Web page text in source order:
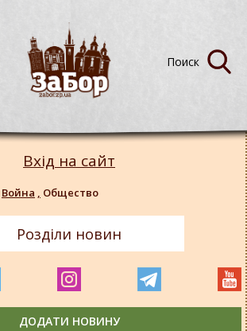
Вхід на сайт
Война , Общество
Розділи новин
ДОДАТИ НОВИНУ